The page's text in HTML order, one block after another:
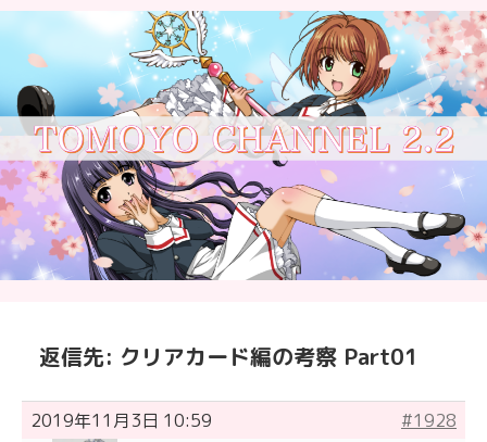
返信先: クリアカード編の考察 Part01
2019年11月3日 10:59 #1928